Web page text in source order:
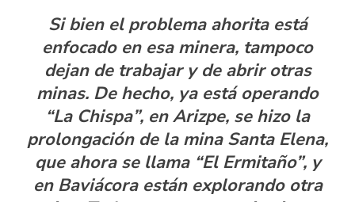
Si bien el problema ahorita está
enfocado en esa minera, tampoco
dejan de trabajar y de abrir otras
minas. De hecho, ya está operando
“La Chispa”, en Arizpe, se hizo la
prolongación de la mina Santa Elena,
que ahora se llama “El Ermitaño”, y
en Baviácora están explorando otra